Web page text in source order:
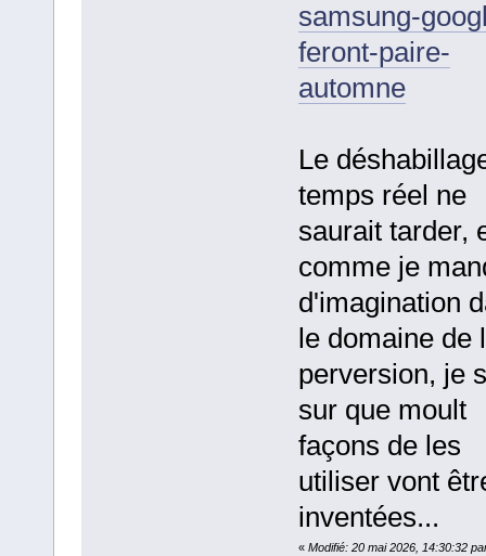
samsung-
feront-paire-
automne
Le
temps réel ne
saurait tarder,
comme je
d'imagination
le domaine de
perversion, je
sur que moult
façons de les
utiliser vont
inventées...
« Modifié: 20 mai 2026, 14:30:32